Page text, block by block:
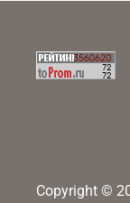
Copyright ©